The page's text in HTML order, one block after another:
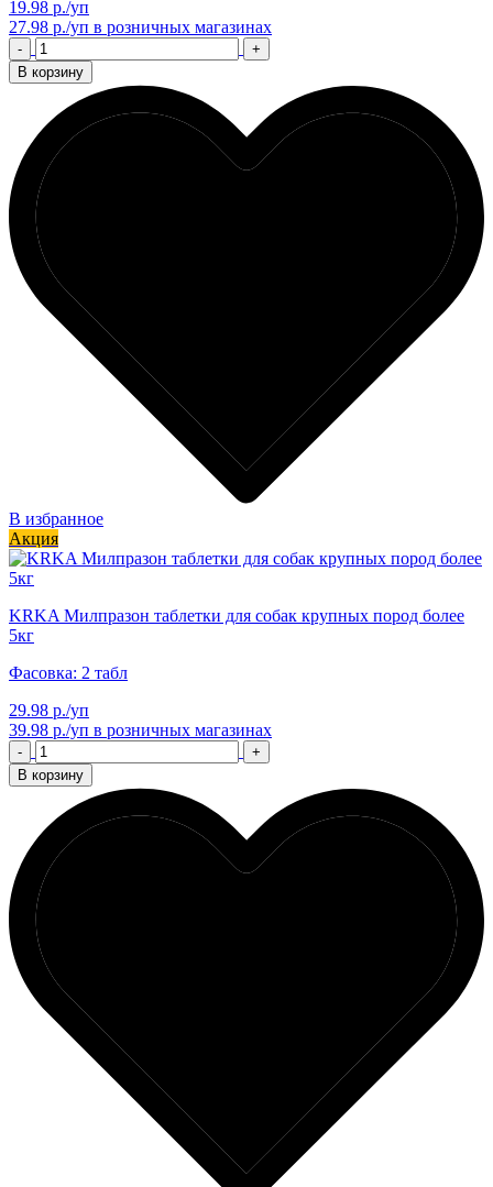
19.98 р./уп
27.98 р./уп в розничных магазинах
-
+
В корзину
В избранное
Акция
KRKA Милпразон таблетки для собак крупных пород более
5кг
Фасовка: 2 табл
29.98 р./уп
39.98 р./уп в розничных магазинах
-
+
В корзину